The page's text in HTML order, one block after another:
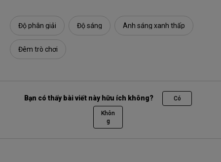
Độ phân giải Độ sáng Ánh sáng xanh thấp
Đêm trò chơi
Bạn có thấy bài viết này hữu ích không? Có
Khôn
g